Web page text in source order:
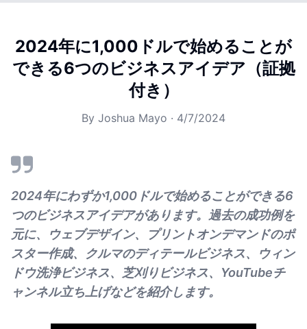
2024年に1,000ドルで始めることが
できる6つのビジネスアイデア（証拠
付き）
By Joshua Mayo · 4/7/2024
2024年にわずか1,000ドルで始めることができる6
つのビジネスアイデアがあります。過去の成功例を
元に、ウェブデザイン、プリントオンデマンドのポ
スター作成、クルマのディテールビジネス、ウィン
ドウ洗浄ビジネス、芝刈りビジネス、YouTubeチ
ャンネル立ち上げなどを紹介します。